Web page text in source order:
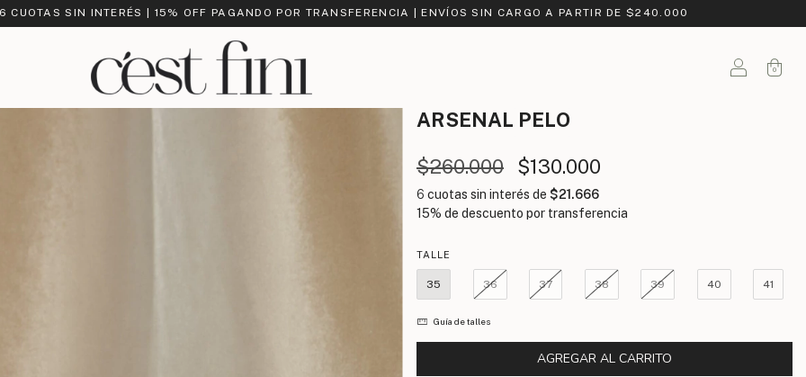
SIN INTERÉS | 15% OFF PAGANDO POR TRANSFERENCIA | ENVÍOS SIN CARGO A PARTIR DE $240.000
0
ARSENAL
PELO
$260.000
$130.000
6 cuotas sin interés de $21.666
TALLE
35 36 37 38 39 40 41
Guía de talles